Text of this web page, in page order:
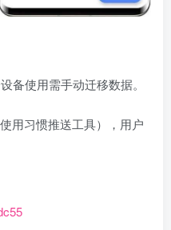
备使用需手动迁移数据。
用习惯推送工具），用户